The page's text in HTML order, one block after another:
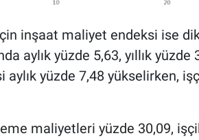
için inşaat maliyet endeksi ise
aylık yüzde 5,63, yıllık
yüzde 7,48 yükselirken,
maliyetleri yüzde 30,09,